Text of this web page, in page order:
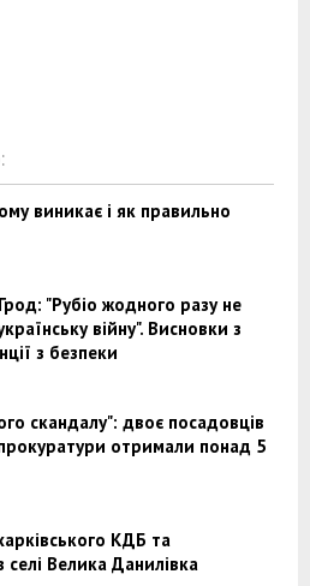
виникає і як правильно
"Рубіо жодного разу не
війну". Висновки з
з безпеки
скандалу": двоє посадовців
отримали понад 5
КДБ та
селі Велика Данилівка